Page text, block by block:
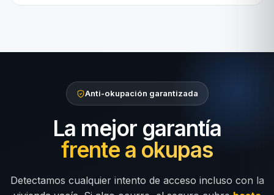
Anti-okupación garantizada
La mejor garantía
frente a okupas
Detectamos cualquier intento de acceso incluso con la